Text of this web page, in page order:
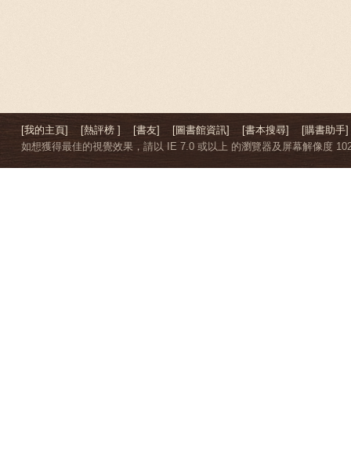
[我的主頁] [熱評榜 ] [書友] [圖書館資訊] [書本搜尋]
[購書助手]
如想獲得最佳的視覺效果，請以 IE 7.0 或以上 的瀏覽器及屏幕解像度